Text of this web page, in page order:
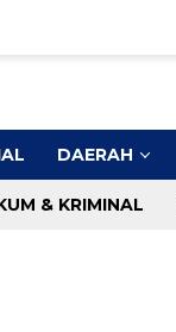
DAERAH
& KRIMINAL